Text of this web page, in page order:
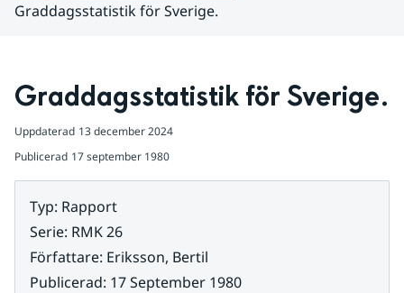
Graddagsstatistik för Sverige.
Graddagsstatistik för Sverige.
Uppdaterad 13 december 2024
Publicerad 17 september 1980
Typ: Rapport
Serie: RMK 26
Författare: Eriksson, Bertil
Publicerad: 17 September 1980